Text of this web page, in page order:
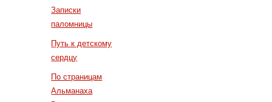
Записки
паломницы
Путь к детскому
сердцу
По страницам
Альманаха